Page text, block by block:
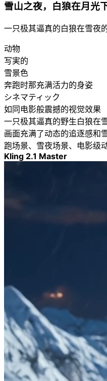
雪山之夜，白狼在月光
一只极其逼真的白狼在雪夜
动物
写実的
雪景色
奔跑时那充满活力的身姿
シネマティック
如同电影般震撼的视觉效果
一只极其逼真的野生白狼在
画面充满了动态的追逐感和
跑场景、雪夜场景、电影级
Kling 2.1 Master